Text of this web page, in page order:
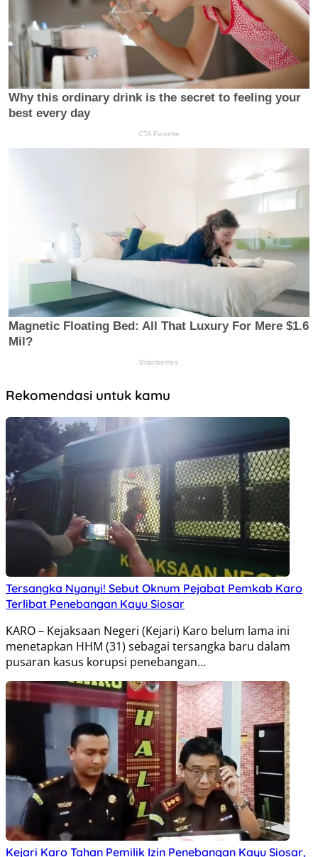
Rekomendasi untuk kamu
Tersangka Nyanyi! Sebut Oknum Pejabat Pemkab Karo
Terlibat Penebangan Kayu Siosar
KARO – Kejaksaan Negeri (Kejari) Karo belum lama ini
menetapkan HHM (31) sebagai tersangka baru dalam
pusaran kasus korupsi penebangan…
Kejari Karo Tahan Pemilik Izin Penebangan Kayu Siosar,